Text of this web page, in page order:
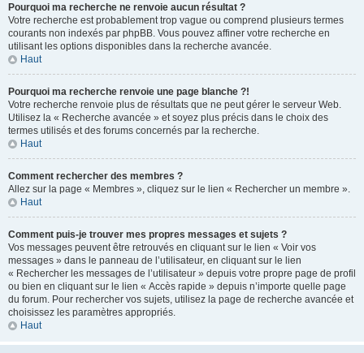
Pourquoi ma recherche ne renvoie aucun résultat ?
Votre recherche est probablement trop vague ou comprend plusieurs termes
courants non indexés par phpBB. Vous pouvez affiner votre recherche en
utilisant les options disponibles dans la recherche avancée.
Haut
Pourquoi ma recherche renvoie une page blanche ?!
Votre recherche renvoie plus de résultats que ne peut gérer le serveur Web.
Utilisez la « Recherche avancée » et soyez plus précis dans le choix des
termes utilisés et des forums concernés par la recherche.
Haut
Comment rechercher des membres ?
Allez sur la page « Membres », cliquez sur le lien « Rechercher un membre ».
Haut
Comment puis-je trouver mes propres messages et sujets ?
Vos messages peuvent être retrouvés en cliquant sur le lien « Voir vos
messages » dans le panneau de l’utilisateur, en cliquant sur le lien
« Rechercher les messages de l’utilisateur » depuis votre propre page de profil
ou bien en cliquant sur le lien « Accès rapide » depuis n’importe quelle page
du forum. Pour rechercher vos sujets, utilisez la page de recherche avancée et
choisissez les paramètres appropriés.
Haut